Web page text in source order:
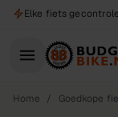
Naar hoofdinhoud
Drie fysieke winkels
Home / Goedkope